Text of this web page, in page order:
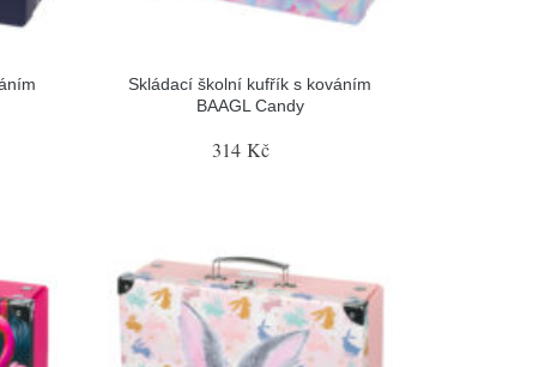
Skládací školní kufřík s kováním
BAAGL Candy
314 Kč